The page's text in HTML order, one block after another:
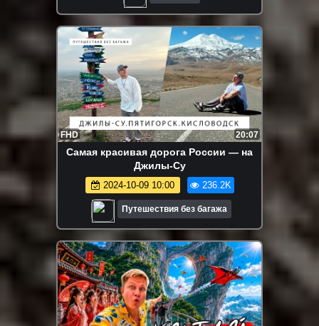
FHD 20:07
Самая красивая дорога России — на
Джилы-Су
2024-10-09 10:00 236.2K
Путешествия без багажа